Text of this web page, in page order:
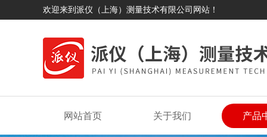
欢迎来到派仪（上海）测量技术有限公司网站！
网站首页 关于我们 产品